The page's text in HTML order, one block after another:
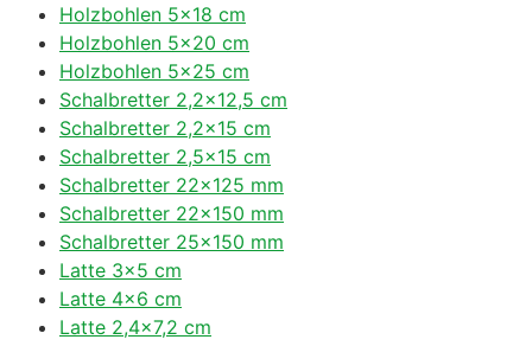
Holzbohlen 5×18 cm
Holzbohlen 5×20 cm
Holzbohlen 5×25 cm
Schalbretter 2,2×12,5 cm
Schalbretter 2,2×15 cm
Schalbretter 2,5×15 cm
Schalbretter 22×125 mm
Schalbretter 22×150 mm
Schalbretter 25×150 mm
Latte 3×5 cm
Latte 4×6 cm
Latte 2,4×7,2 cm